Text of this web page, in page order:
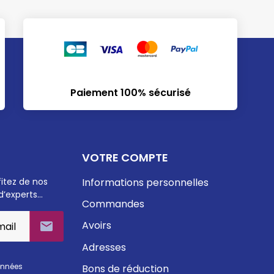
Paiement 100% sécurisé
de nos

VOTRE COMPTE
Informations personnelles
Commandes
Avoirs
Adresses
Bons de réduction